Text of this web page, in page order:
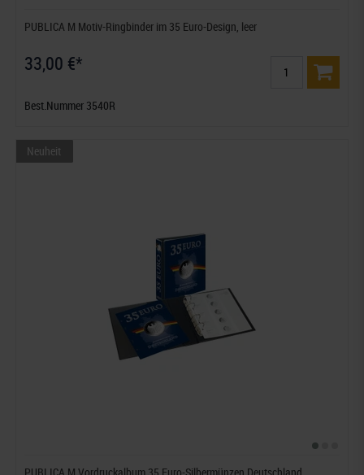
PUBLICA M Motiv-Ringbinder im 35 Euro-Design, leer
33,00 €*
Best.Nummer 3540R
Neuheit